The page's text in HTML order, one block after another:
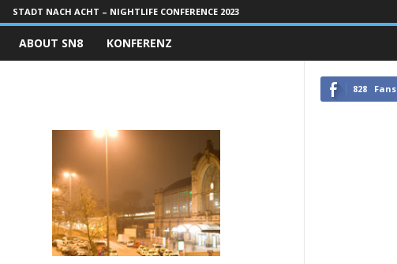
STADT NACH ACHT – NIGHTLIFE CONFERENCE 2023
ABOUT SN8 KONFERENZ
828 Fans